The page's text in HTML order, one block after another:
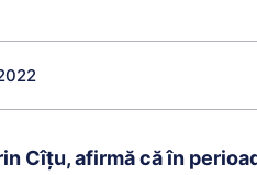
Cîțu, afirmă că în